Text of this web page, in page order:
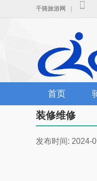
千骑旅游网
首页
装修维修
发布时间: